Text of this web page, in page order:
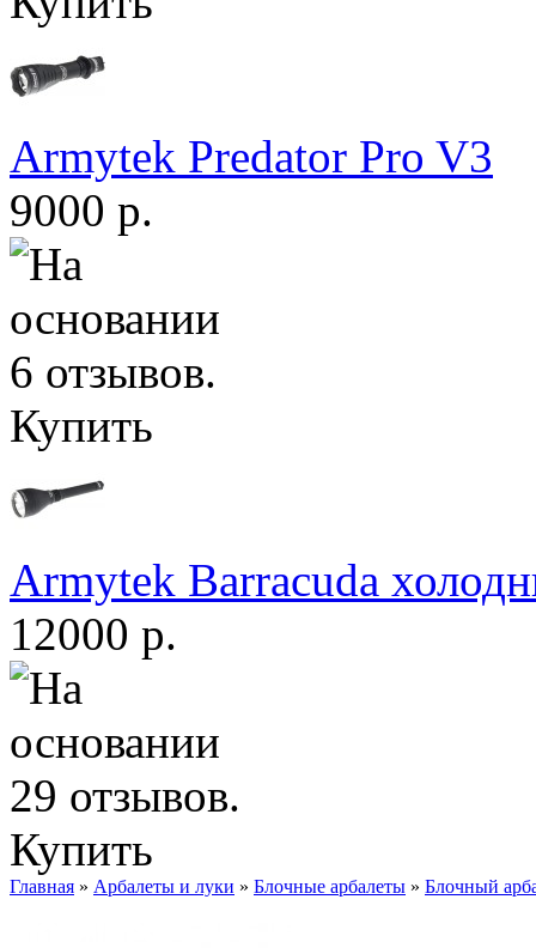
Armytek Predator Pro V3
9000 р.
Купить
Armytek Barracuda
12000 р.
Купить
Главная » Арбалеты и луки » Блочные арбалеты » Блочный